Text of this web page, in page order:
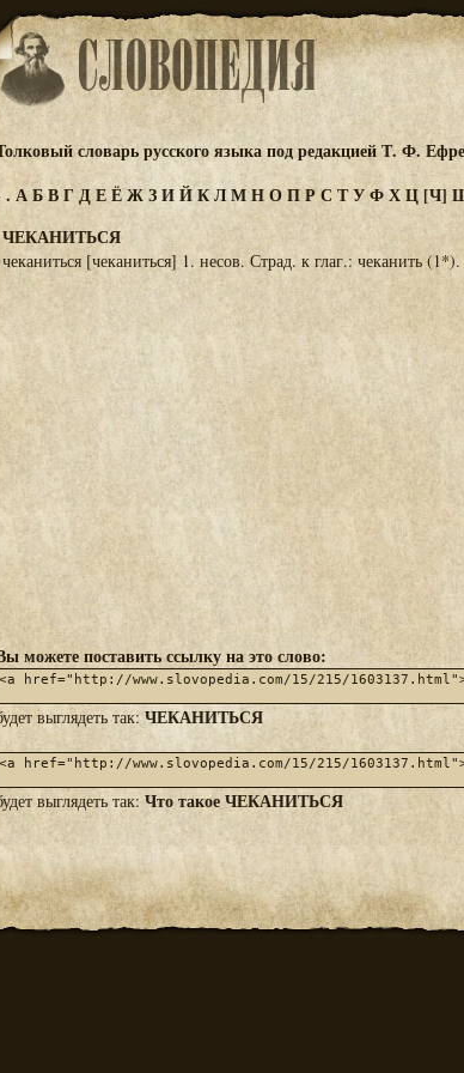
словарь русского языка под редакцией Т. Ф.
. АБВГДЕЁЖЗИЙКЛМНОПРС ТУФХЦ [Ч]
ЧЕКАНИТЬСЯ
чеканиться [чеканиться] 1. несов. Страд. к глаг.: чеканить
можете поставить ссылку на это слово:
выглядеть так:ЧЕКАНИТЬСЯ
выглядеть так: Что такое ЧЕКАНИТЬСЯ